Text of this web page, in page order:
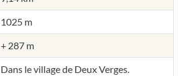
1025 m
+ 287 m
Dans le village de Deux Verges.